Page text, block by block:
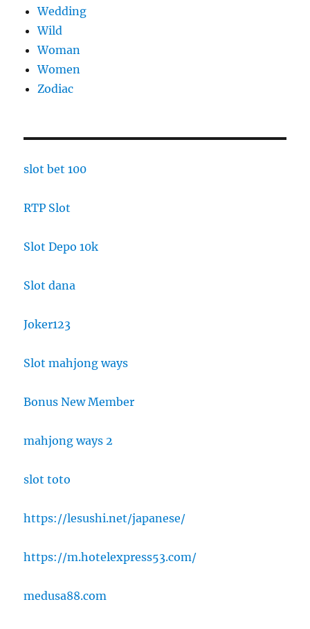
Wedding
Wild
Woman
Women
Zodiac
slot bet 100
RTP Slot
Slot Depo 10k
Slot dana
Joker123
Slot mahjong ways
Bonus New Member
mahjong ways 2
slot toto
https://lesushi.net/japanese/
https://m.hotelexpress53.com/
medusa88.com